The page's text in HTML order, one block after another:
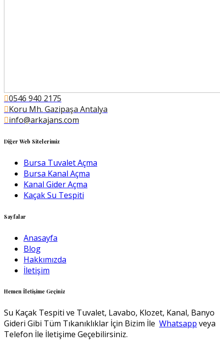
0546 940 2175
Koru Mh. Gazipaşa Antalya
info@arkajans.com
Diğer Web Sitelerimiz
Bursa Tuvalet Açma
Bursa Kanal Açma
Kanal Gider Açma
Kaçak Su Tespiti
Sayfalar
Anasayfa
Blog
Hakkımızda
İletişim
Hemen İletişime Geçiniz
Su Kaçak Tespiti ve Tuvalet, Lavabo, Klozet, Kanal, Banyo
Gideri Gibi Tüm Tıkanıklıklar İçin Bizim İle Whatsapp veya
Telefon İle İletişime Geçebilirsiniz.